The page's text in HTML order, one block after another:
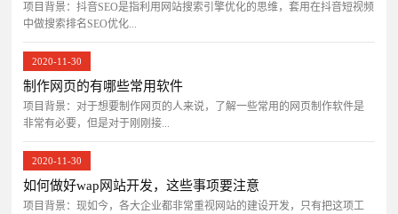
项目背景：抖音SEO是指利用网站搜索引擎优化的思维，套用在抖音短视频
中做搜索排名SEO优化...
2020-11-30
制作网页的有哪些常用软件
项目背景：对于想要制作网页的人来说，了解一些常用的网页制作软件是
非常有必要，但是对于刚刚接...
2020-11-30
如何做好wap网站开发，这些事项要注意
项目背景：​现如今，各大企业都非常重视网站的建设开发，只有把这项工